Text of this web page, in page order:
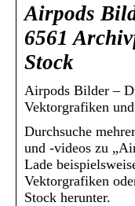
Airpods
6561
Stock
Airpods Bilder –
Vektorgrafiken
Durchsuche
und -videos zu
Lade
Vektorgrafiken
Stock herunter.